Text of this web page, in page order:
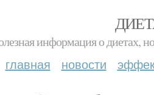
информация о диетах,
главная новости